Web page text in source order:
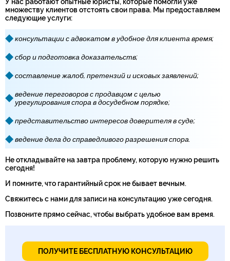
множеству клиентов отстоять свои права. Мы предоставляем
следующие услуги:
консультации с адвокатом в удобное для клиента время;
сбор и подготовка доказательств;
составление жалоб, претензий и исковых заявлений;
ведение переговоров с продавцом с целью
урегулирования спора в досудебном порядке;
представительство интересов доверителя в суде;
ведение дела до справедливого разрешения спора.
Не откладывайте на завтра проблему, которую нужно решить
сегодня!
И помните, что гарантийный срок не бывает вечным.
Свяжитесь с нами для записи на консультацию уже сегодня.
Позвоните прямо сейчас, чтобы выбрать удобное вам время.
ПОЛУЧИТЕ БЕСПЛАТНУЮ КОНСУЛЬТАЦИЮ